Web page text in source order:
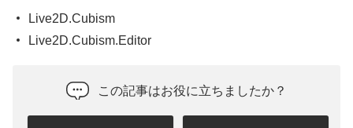
Live2D.Cubism
Live2D.Cubism.Editor
この記事はお役に立ちましたか？